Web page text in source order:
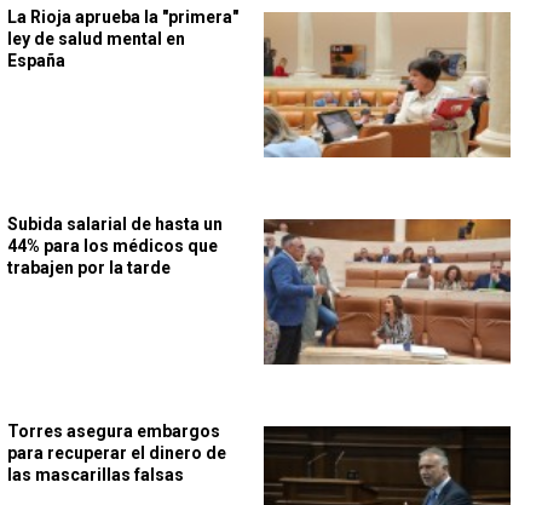
La Rioja aprueba la "primera"
ley de salud mental en
España
Subida salarial de hasta un
44% para los médicos que
trabajen por la tarde
Torres asegura embargos
para recuperar el dinero de
las mascarillas falsas